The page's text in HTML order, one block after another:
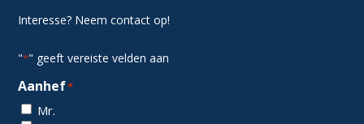
Interesse? Neem contact op!
"*" geeft vereiste velden aan
Aanhef*
Mr.